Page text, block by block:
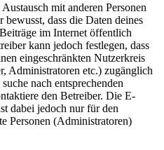
mit anderen Personen
dass die Daten deines
im Internet öffentlich
kann jedoch festlegen, dass
eingeschränkten Nutzerkreis
Administratoren etc.) zugänglich
nach entsprechenden
den Betreiber. Die E-
dabei jedoch nur für den
Personen (Administratoren)